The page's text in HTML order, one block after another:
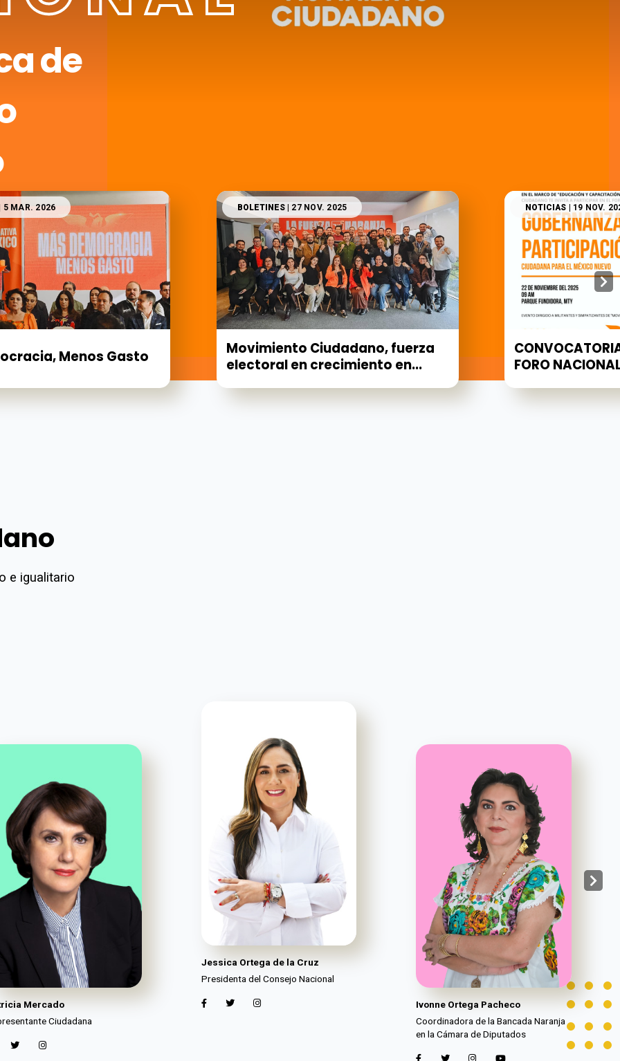
de
| 5 MAR. 2026
Menos Gasto
BOLETINES| 27 NOV. 2025
Movimiento Ciudadano, fuerza
electoral en crecimiento en...
NOTICIAS | 19 NOV.
FORO
e igualitario
Mercado
Ciudadana
Jessica Ortega de la Cruz
Presidenta del Consejo Nacional
Ivonne Ortega Pacheco
Coordinadora de la Bancada Naranja
en la Cámara de Diputados